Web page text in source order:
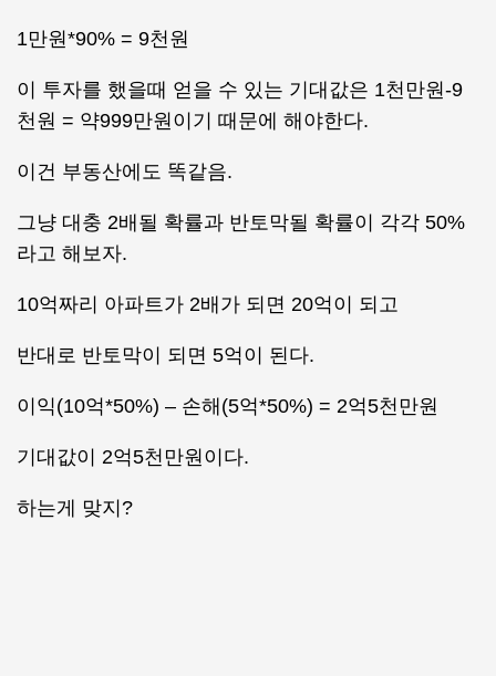
1만원*90% = 9천원
이 투자를 했을때 얻을 수 있는 기대값은 1천만원-9
천원 = 약999만원이기 때문에 해야한다.
이건 부동산에도 똑같음.
그냥 대충 2배될 확률과 반토막될 확률이 각각 50%
라고 해보자.
10억짜리 아파트가 2배가 되면 20억이 되고
반대로 반토막이 되면 5억이 된다.
이익(10억*50%) – 손해(5억*50%) = 2억5천만원
기대값이 2억5천만원이다.
하는게 맞지?